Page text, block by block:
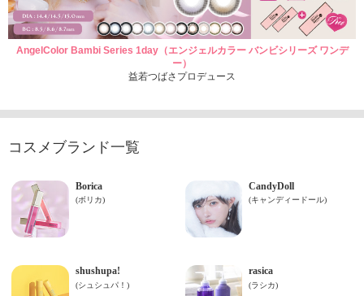
AngelColor Bambi Series 1day（エンジェルカラー バンビシリーズ ワンデ
ー）
益若つばさプロデュース
コスメブランド一覧